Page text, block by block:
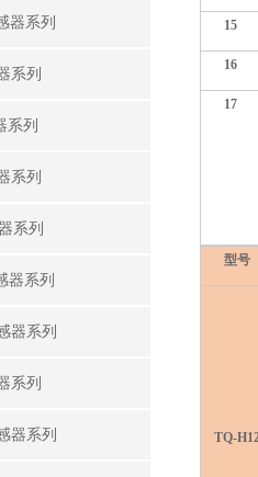
器系列
系列
系列
系列
系列
器系列
器系列
系列
器系列
15
16
17
型号
TQ-